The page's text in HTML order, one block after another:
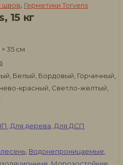
швов, Герметики Torvens
15 кг
× 35 см
Белый, Бордовый, Горчичный,
красный, Светло-желтый,
,Для дерева,Для ДСП
, Водонепроницаемые,